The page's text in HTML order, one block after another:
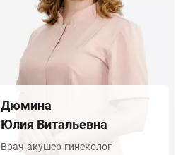
Дюмина
Юлия Витальевна
Врач-акушер-гинеколог